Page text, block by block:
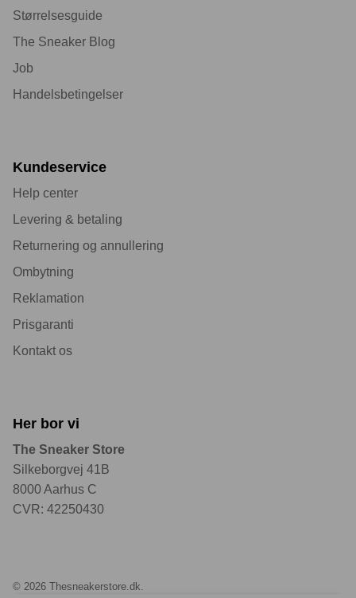
Størrelsesguide
The Sneaker Blog
Job
Handelsbetingelser
Kundeservice
Help center
Levering & betaling
Returnering og annullering
Ombytning
Reklamation
Prisgaranti
Kontakt os
Her bor vi
The Sneaker Store
Silkeborgvej 41B
8000 Aarhus C
CVR: 42250430
© 2026 Thesneakerstore.dk.